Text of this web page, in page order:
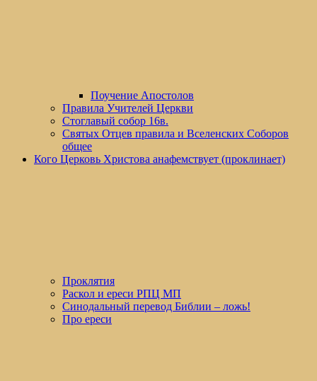
Поучение Апостолов
Правила Учителей Церкви
Стоглавый собор 16в.
Святых Отцев правила и Вселенских Соборов
общее
Кого Церковь Христова анафемствует (проклинает)
Проклятия
Раскол и ереси РПЦ МП
Синодальный перевод Библии – ложь!
Про ереси